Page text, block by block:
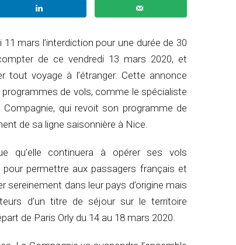
mars l’interdiction pour une durée de 30
de ce vendredi 13 mars 2020, et
tout voyage à l’étranger. Cette annonce
de vols, comme le spécialiste
qui revoit son programme de
de sa ligne saisonnière à Nice.
qu’elle continuera à opérer ses vols
permettre aux passagers français et
dans leur pays d’origine mais
d’un titre de séjour sur le territoire
de Paris Orly du 14 au 18 mars 2020.